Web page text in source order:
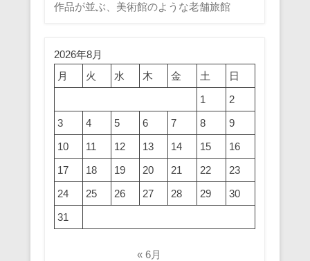
作品が並ぶ、美術館のような老舗旅館
2026年8月
月
火 水 木 金 土
日
1
2
3
4 5 6 7 8
9
10
11 12 13 14 15
16
17
18 19 20 21 22
23
24
25 26 27 28 29
30
31
« 6月